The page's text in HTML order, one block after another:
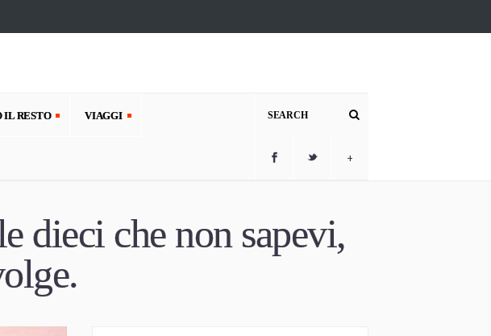
IL RESTO VIAGGI
+
dieci che non sapevi,